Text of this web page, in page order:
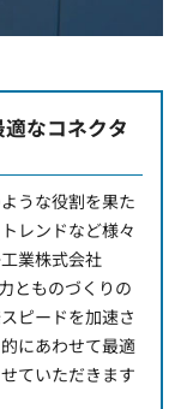
なコネクタ
うな役割を果た
レンドなど様々
業株式会社
とものづくりの
ピードを加速さ
にあわせて最適
ていただきます